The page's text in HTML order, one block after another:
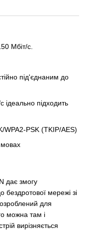
Мбіт/с.
під'єднаним до
підходить
WPA2-PSK (TKIP/AES)
мовах
дає змогу
бездротової мережі зі
для
можна там і
вирізняється